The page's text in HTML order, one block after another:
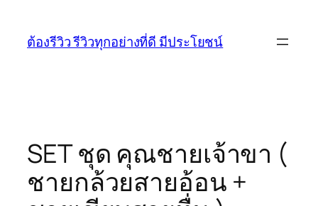
content
ต้องรีวิว รีวิวทุกอย่างที่ดี มีประโยชน์
SET ชุด คุณชายเจ้าขา (
ชายกล้วยสายอ้อน +